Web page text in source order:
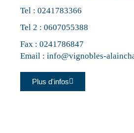
Tel :0241783366
Tel 2 :0607055388
Fax : 0241786847
Email :info@vignobles-
Plus d'infos